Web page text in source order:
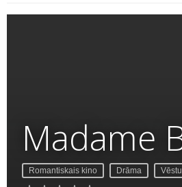
Madame
Romantiskais kino Drāma